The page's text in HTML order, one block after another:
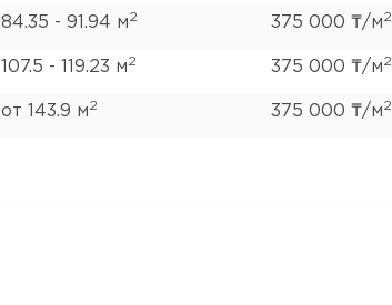
84.35 - 91.94 м2 375 000 ₸/м2
107.5 - 119.23 м2 375 000 ₸/м2
от 143.9 м2 375 000 ₸/м2